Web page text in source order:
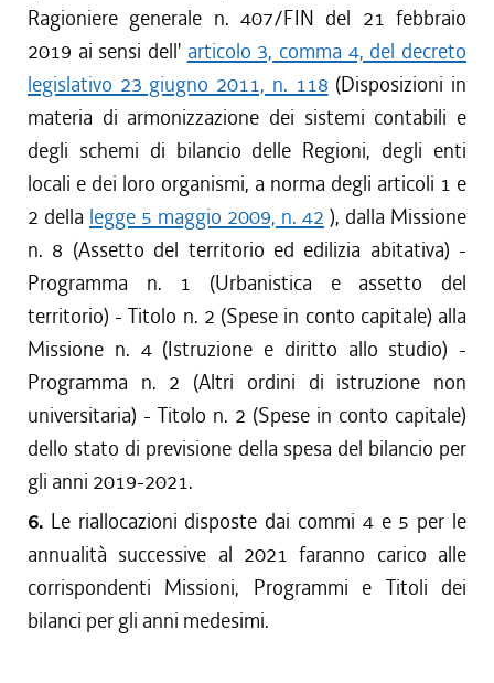
Ragioniere generale n. 407/FIN del 21 febbraio
2019 ai sensi dell' articolo 3, comma 4, del decreto
legislativo 23 giugno 2011, n. 118 (Disposizioni in
materia di armonizzazione dei sistemi contabili e
degli schemi di bilancio delle Regioni, degli enti
locali e dei loro organismi, a norma degli articoli 1 e
2 della legge 5 maggio 2009, n. 42 ), dalla Missione
n. 8 (Assetto del territorio ed edilizia abitativa) -
Programma n. 1 (Urbanistica e assetto del
territorio) - Titolo n. 2 (Spese in conto capitale) alla
Missione n. 4 (Istruzione e diritto allo studio) -
Programma n. 2 (Altri ordini di istruzione non
universitaria) - Titolo n. 2 (Spese in conto capitale)
dello stato di previsione della spesa del bilancio per
gli anni 2019-2021.
6. Le riallocazioni disposte dai commi 4 e 5 per le
annualità successive al 2021 faranno carico alle
corrispondenti Missioni, Programmi e Titoli dei
bilanci per gli anni medesimi.